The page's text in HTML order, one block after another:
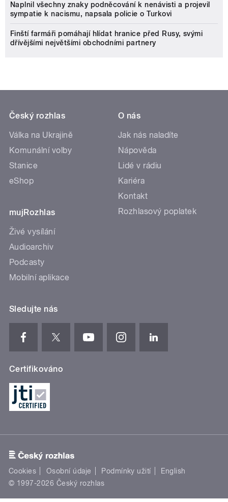
Naplnil všechny znaky podněcování k nenávisti a projevil
sympatie k nacismu, napsala policie o Turkovi
Finští farmáři pomáhají hlídat hranice před Rusy, svými
dřívějšími největšími obchodními partnery
Český rozhlas
Válka na Ukrajině
Komunální volby
Stanice
eShop
mujRozhlas
Živé vysílání
Audioarchiv
Podcasty
Mobilní aplikace
O nás
Jak nás naladíte
Nápověda
Lidé v rádiu
Kariéra
Kontakt
Rozhlasový poplatek
Sledujte nás
Certifikováno
Cookies Osobní údaje Podmínky užití
English
© 1997-2026 Český rozhlas